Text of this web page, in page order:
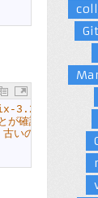
3.2.6/
確認できます
いのは新しいの